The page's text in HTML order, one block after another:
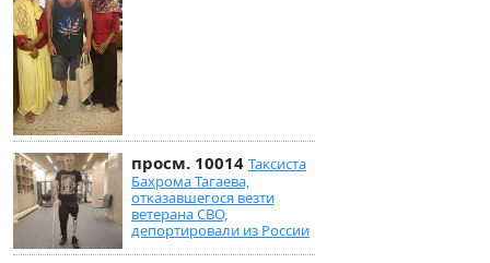
просм. 10014 Таксиста
Бахрома Тагаева,
отказавшегося везти
ветерана СВО,
депортировали из России